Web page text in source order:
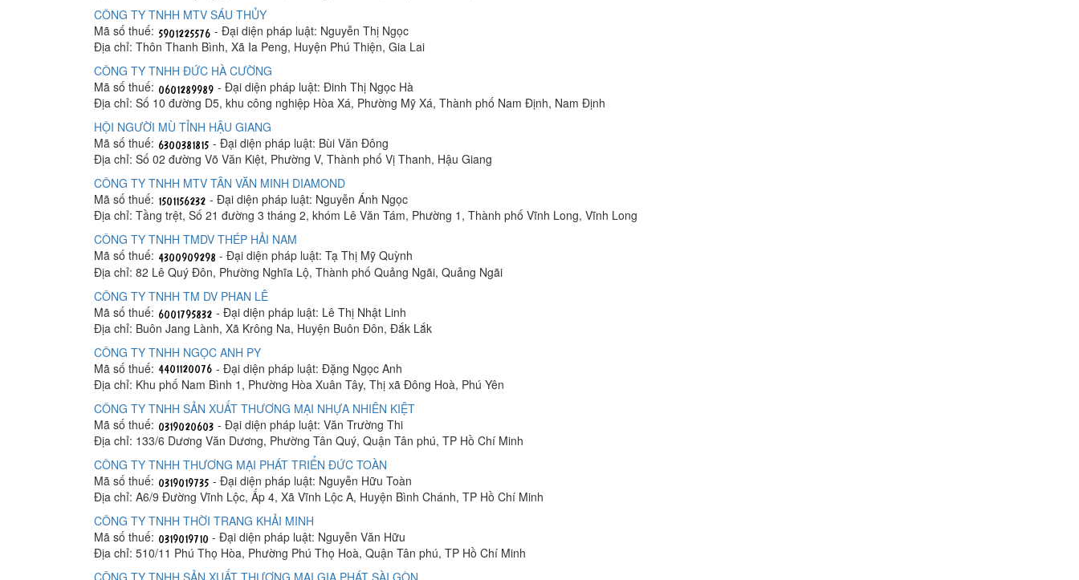
CÔNG TY TNHH MTV SÁU THỦY
Mã số thuế:
- Đại diện pháp luật: Nguyễn Thị Ngọc
Địa chỉ: Thôn Thanh Bình, Xã Ia Peng, Huyện Phú Thiện, Gia Lai
CÔNG TY TNHH ĐỨC HÀ CƯỜNG
Mã số thuế:
- Đại diện pháp luật: Đinh Thị Ngọc Hà
Địa chỉ: Số 10 đường D5, khu công nghiệp Hòa Xá, Phường Mỹ Xá, Thành phố Nam Định, Nam Định
HỘI NGƯỜI MÙ TỈNH HẬU GIANG
Mã số thuế:
- Đại diện pháp luật: Bùi Văn Đông
Địa chỉ: Số 02 đường Võ Văn Kiệt, Phường V, Thành phố Vị Thanh, Hậu Giang
CÔNG TY TNHH MTV TÂN VĂN MINH DIAMOND
Mã số thuế:
- Đại diện pháp luật: Nguyễn Ánh Ngọc
Địa chỉ: Tầng trệt, Số 21 đường 3 tháng 2, khóm Lê Văn Tám, Phường 1, Thành phố Vĩnh Long, Vĩnh Long
CÔNG TY TNHH TMDV THÉP HẢI NAM
Mã số thuế:
- Đại diện pháp luật: Tạ Thị Mỹ Quỳnh
Địa chỉ: 82 Lê Quý Đôn, Phường Nghĩa Lộ, Thành phố Quảng Ngãi, Quảng Ngãi
CÔNG TY TNHH TM DV PHAN LÊ
Mã số thuế:
- Đại diện pháp luật: Lê Thị Nhật Linh
Địa chỉ: Buôn Jang Lành, Xã Krông Na, Huyện Buôn Đôn, Đắk Lắk
CÔNG TY TNHH NGỌC ANH PY
Mã số thuế:
- Đại diện pháp luật: Đặng Ngọc Anh
Địa chỉ: Khu phố Nam Bình 1, Phường Hòa Xuân Tây, Thị xã Đông Hoà, Phú Yên
CÔNG TY TNHH SẢN XUẤT THƯƠNG MẠI NHỰA NHIÊN KIỆT
Mã số thuế:
- Đại diện pháp luật: Văn Trường Thi
Địa chỉ: 133/6 Dương Văn Dương, Phường Tân Quý, Quận Tân phú, TP Hồ Chí Minh
CÔNG TY TNHH THƯƠNG MẠI PHÁT TRIỂN ĐỨC TOÀN
Mã số thuế:
- Đại diện pháp luật: Nguyễn Hữu Toàn
Địa chỉ: A6/9 Đường Vĩnh Lộc, Ấp 4, Xã Vĩnh Lộc A, Huyện Bình Chánh, TP Hồ Chí Minh
CÔNG TY TNHH THỜI TRANG KHẢI MINH
Mã số thuế:
- Đại diện pháp luật: Nguyễn Văn Hữu
Địa chỉ: 510/11 Phú Thọ Hòa, Phường Phú Thọ Hoà, Quận Tân phú, TP Hồ Chí Minh
CÔNG TY TNHH SẢN XUẤT THƯƠNG MẠI GIA PHÁT SÀI GÒN